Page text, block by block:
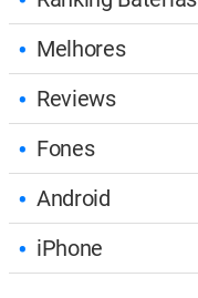
Melhores
Reviews
Fones
Android
iPhone